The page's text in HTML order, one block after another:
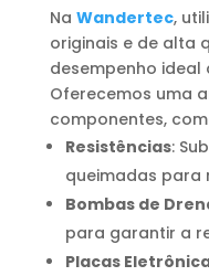
Na Wandertec,
originais e de alta
desempenho ideal
Oferecemos uma
componentes,
Resistências:
queimadas para
Bombas de
para garantir a
Placas